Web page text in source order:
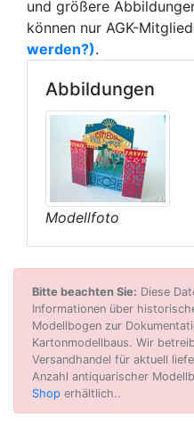
und größere
können nur AGK-
werden?).
Abbildungen
Modellfoto
Bitte beachten Sie: Diese
Informationen über
Modellbogen zur
Kartonmodellbaus. Wir
Versandhandel für aktuell
Anzahl antiquarischer
Shop erhältlich..